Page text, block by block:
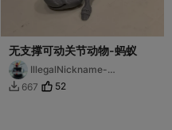
无支撑可动关节动物-蚂蚁
IllegalNickname-
5771173610
 667 52